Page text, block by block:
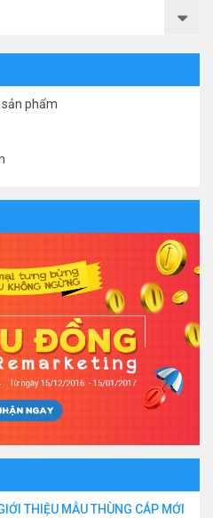
phẩm
THIỆU MẪU THÙNG CÁP MỚI